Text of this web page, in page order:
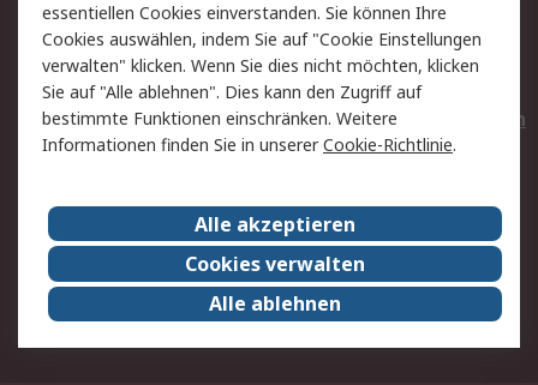
AGB
Datenschutz
Cookie-Richtlinie
Zahlungsbedingungen
Copyright/Impressum
Entsorgung
Elektrogeräte/Batterien
RS weltweit
Karriere bei RS
Nachhaltigkeit
Qualität/Umwelt/ZertifikatePresse-Center
Event-Center
essentiellen Cookies einverstanden. Sie können Ihre
Cookies auswählen, indem Sie auf "Cookie Einstellungen
verwalten" klicken. Wenn Sie dies nicht möchten, klicken
Sie auf "Alle ablehnen". Dies kann den Zugriff auf
bestimmte Funktionen einschränken. Weitere
Informationen finden Sie in unsererCookie-Richtlinie.
Alle akzeptieren
Cookies verwalten
Alle ablehnen